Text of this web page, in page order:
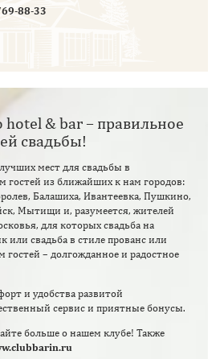
88-33
hotel & bar – правильное
свадьбы!
мест для свадьбы в
гостей из ближайших к нам городов:
Балашиха, Ивантеевка, Пушкино,
Мытищи и, разумеется, жителей
для которых свадьба на
или свадьба в стиле прованс или
гостей – долгожданное и радостное
и удобства развитой
сервис и приятные бонусы.
больше о нашем клубе! Также